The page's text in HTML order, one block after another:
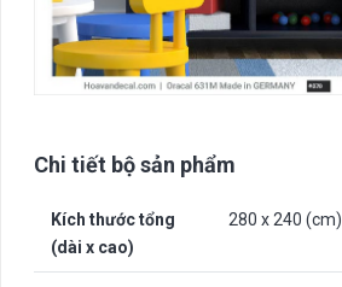
Chi tiết bộ sản phẩm
Kích thước tổng
(dài x cao)
280 x 240 (cm)